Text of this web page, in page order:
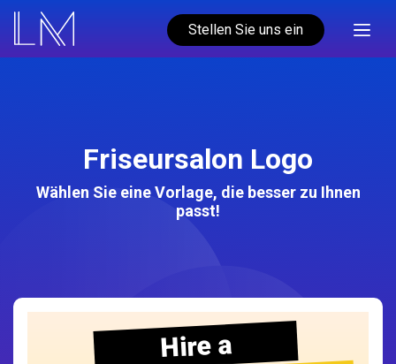
Stellen Sie uns ein
Friseursalon Logo
Wählen Sie eine Vorlage, die besser zu Ihnen
passt!
Hire a